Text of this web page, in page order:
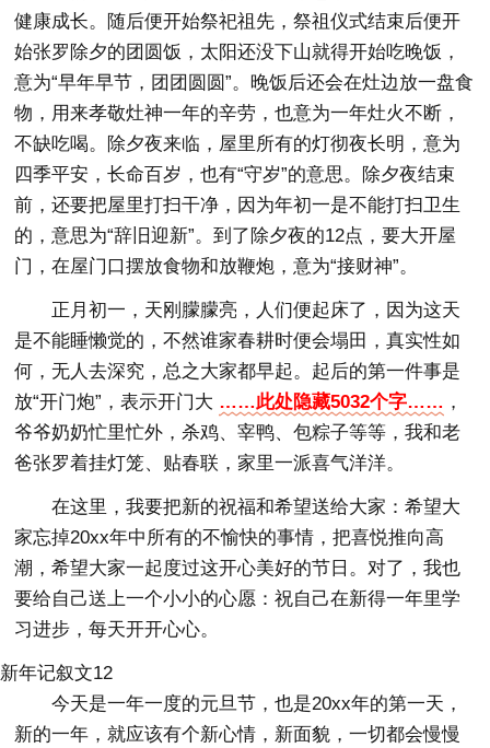
健康成长。随后便开始祭祀祖先，祭祖仪式结束后便开
始张罗除夕的团圆饭，太阳还没下山就得开始吃晚饭，
意为“早年早节，团团圆圆”。晚饭后还会在灶边放一盘食
物，用来孝敬灶神一年的辛劳，也意为一年灶火不断，
不缺吃喝。除夕夜来临，屋里所有的灯彻夜长明，意为
四季平安，长命百岁，也有“守岁”的意思。除夕夜结束
前，还要把屋里打扫干净，因为年初一是不能打扫卫生
的，意思为“辞旧迎新”。到了除夕夜的12点，要大开屋
门，在屋门口摆放食物和放鞭炮，意为“接财神”。
正月初一，天刚朦朦亮，人们便起床了，因为这天
是不能睡懒觉的，不然谁家春耕时便会塌田，真实性如
何，无人去深究，总之大家都早起。起后的第一件事是
放“开门炮”，表示开门大 ……此处隐藏5032个字…… ，
爷爷奶奶忙里忙外，杀鸡、宰鸭、包粽子等等，我和老
爸张罗着挂灯笼、贴春联，家里一派喜气洋洋。
在这里，我要把新的祝福和希望送给大家：希望大
家忘掉20xx年中所有的不愉快的事情，把喜悦推向高
潮，希望大家一起度过这开心美好的节日。对了，我也
要给自己送上一个小小的心愿：祝自己在新得一年里学
习进步，每天开开心心。
新年记叙文12
今天是一年一度的元旦节，也是20xx年的第一天，
新的一年，就应该有个新心情，新面貌，一切都会慢慢